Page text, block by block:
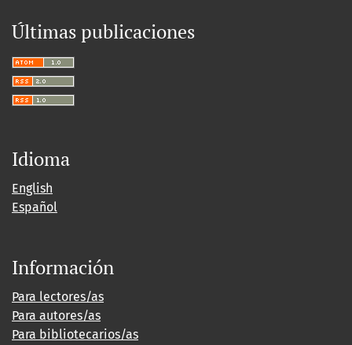
Últimas publicaciones
Idioma
English
Español
Información
Para lectores/as
Para autores/as
Para bibliotecarios/as